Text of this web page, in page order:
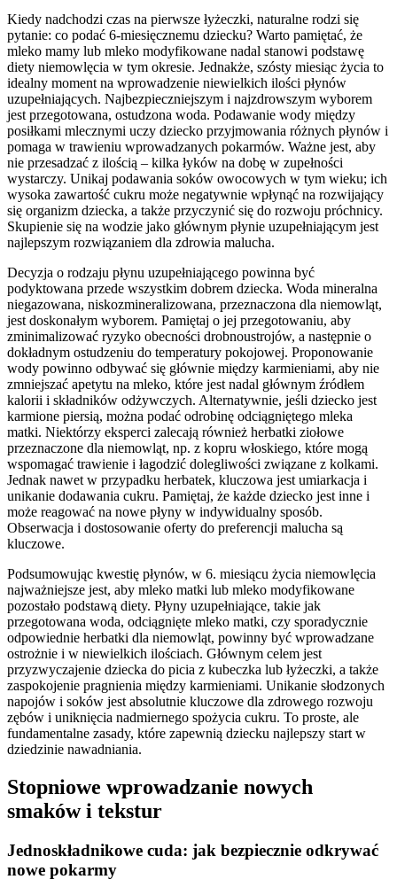
Kiedy nadchodzi czas na pierwsze łyżeczki, naturalne rodzi się
pytanie: co podać 6-miesięcznemu dziecku? Warto pamiętać, że
mleko mamy lub mleko modyfikowane nadal stanowi podstawę
diety niemowlęcia w tym okresie. Jednakże, szósty miesiąc życia to
idealny moment na wprowadzenie niewielkich ilości płynów
uzupełniających. Najbezpieczniejszym i najzdrowszym wyborem
jest przegotowana, ostudzona woda. Podawanie wody między
posiłkami mlecznymi uczy dziecko przyjmowania różnych płynów i
pomaga w trawieniu wprowadzanych pokarmów. Ważne jest, aby
nie przesadzać z ilością – kilka łyków na dobę w zupełności
wystarczy. Unikaj podawania soków owocowych w tym wieku; ich
wysoka zawartość cukru może negatywnie wpłynąć na rozwijający
się organizm dziecka, a także przyczynić się do rozwoju próchnicy.
Skupienie się na wodzie jako głównym płynie uzupełniającym jest
najlepszym rozwiązaniem dla zdrowia malucha.
Decyzja o rodzaju płynu uzupełniającego powinna być
podyktowana przede wszystkim dobrem dziecka. Woda mineralna
niegazowana, niskozmineralizowana, przeznaczona dla niemowląt,
jest doskonałym wyborem. Pamiętaj o jej przegotowaniu, aby
zminimalizować ryzyko obecności drobnoustrojów, a następnie o
dokładnym ostudzeniu do temperatury pokojowej. Proponowanie
wody powinno odbywać się głównie między karmieniami, aby nie
zmniejszać apetytu na mleko, które jest nadal głównym źródłem
kalorii i składników odżywczych. Alternatywnie, jeśli dziecko jest
karmione piersią, można podać odrobinę odciągniętego mleka
matki. Niektórzy eksperci zalecają również herbatki ziołowe
przeznaczone dla niemowląt, np. z kopru włoskiego, które mogą
wspomagać trawienie i łagodzić dolegliwości związane z kolkami.
Jednak nawet w przypadku herbatek, kluczowa jest umiarkacja i
unikanie dodawania cukru. Pamiętaj, że każde dziecko jest inne i
może reagować na nowe płyny w indywidualny sposób.
Obserwacja i dostosowanie oferty do preferencji malucha są
kluczowe.
Podsumowując kwestię płynów, w 6. miesiącu życia niemowlęcia
najważniejsze jest, aby mleko matki lub mleko modyfikowane
pozostało podstawą diety. Płyny uzupełniające, takie jak
przegotowana woda, odciągnięte mleko matki, czy sporadycznie
odpowiednie herbatki dla niemowląt, powinny być wprowadzane
ostrożnie i w niewielkich ilościach. Głównym celem jest
przyzwyczajenie dziecka do picia z kubeczka lub łyżeczki, a także
zaspokojenie pragnienia między karmieniami. Unikanie słodzonych
napojów i soków jest absolutnie kluczowe dla zdrowego rozwoju
zębów i uniknięcia nadmiernego spożycia cukru. To proste, ale
fundamentalne zasady, które zapewnią dziecku najlepszy start w
dziedzinie nawadniania.
Stopniowe wprowadzanie nowych
smaków i tekstur
Jednoskładnikowe cuda: jak bezpiecznie odkrywać
nowe pokarmy